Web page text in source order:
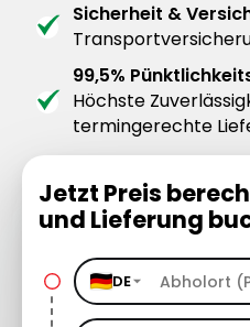
Sicherheit &
99,5%
Höchste
termingerechte
Jetzt Preis
und Lieferung
DE